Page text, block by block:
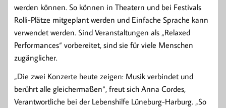
werden können. So können in Theatern und bei Festivals
Rolli-Plätze mitgeplant werden und Einfache Sprache kann
verwendet werden. Sind Veranstaltungen als „Relaxed
Performances“ vorbereitet, sind sie für viele Menschen
zugänglicher.
„Die zwei Konzerte heute zeigen: Musik verbindet und
berührt alle gleichermaßen“, freut sich Anna Cordes,
Verantwortliche bei der Lebenshilfe Lüneburg-Harburg. „So